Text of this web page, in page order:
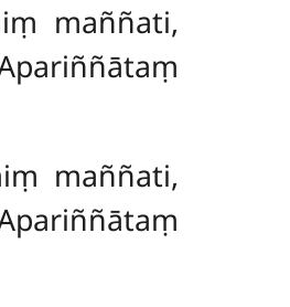
maññati,
maññati,